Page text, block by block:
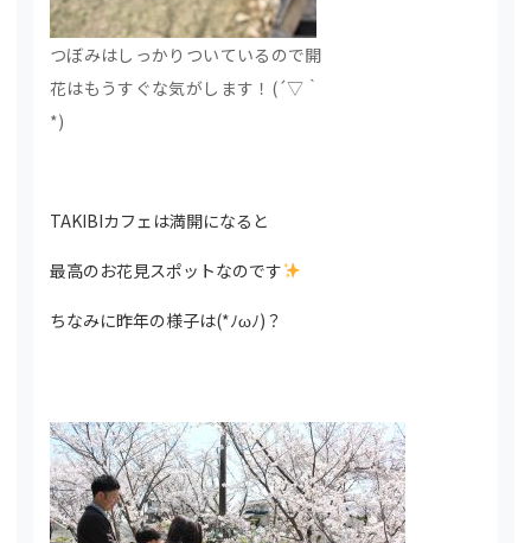
つぼみはしっかりついているので開
花はもうすぐな気がします！(´▽｀
*)
TAKIBIカフェは満開になると
最高のお花見スポットなのです
ちなみに昨年の様子は(*ﾉωﾉ)？